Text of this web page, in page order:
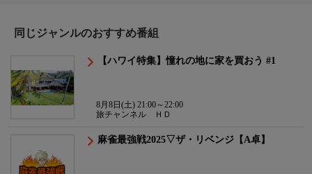
同じジャンルのおすすめ番組
【ハワイ特集】憧れの地に家を買おう #1
8月8日(土) 21:00～22:00
旅チャンネル ＨＤ
麻雀最強戦2025▽ザ・リベンジ【A卓】